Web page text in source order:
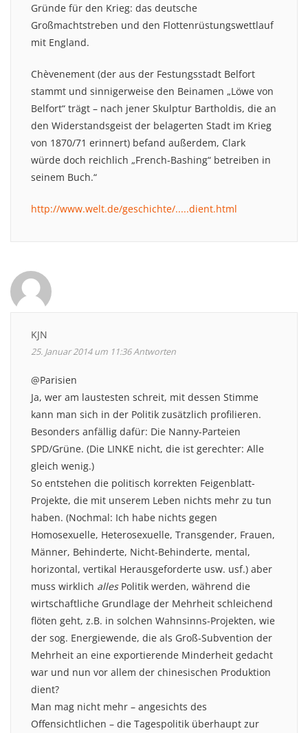
Gründe für den Krieg: das deutsche
Großmachtstreben und den Flottenrüstungswettlauf
mit England.
Chèvenement (der aus der Festungsstadt Belfort
stammt und sinnigerweise den Beinamen „Löwe von
Belfort“ trägt – nach jener Skulptur Bartholdis, die an
den Widerstandsgeist der belagerten Stadt im Krieg
von 1870/71 erinnert) befand außerdem, Clark
würde doch reichlich „French-Bashing“ betreiben in
seinem Buch.“
http://www.welt.de/geschichte/.....dient.html
KJN
25. Januar 2014 um 11:36Antworten
@Parisien
Ja, wer am laustesten schreit, mit dessen Stimme
kann man sich in der Politik zusätzlich profilieren.
Besonders anfällig dafür: Die Nanny-Parteien
SPD/Grüne. (Die LINKE nicht, die ist gerechter: Alle
gleich wenig.)
So entstehen die politisch korrekten Feigenblatt-
Projekte, die mit unserem Leben nichts mehr zu tun
haben. (Nochmal: Ich habe nichts gegen
Homosexuelle, Heterosexuelle, Transgender, Frauen,
Männer, Behinderte, Nicht-Behinderte, mental,
horizontal, vertikal Herausgeforderte usw. usf.) aber
muss wirklich allesPolitik werden, während die
wirtschaftliche Grundlage der Mehrheit schleichend
flöten geht, z.B. in solchen Wahnsinns-Projekten, wie
der sog. Energiewende, die als Groß-Subvention der
Mehrheit an eine exportierende Minderheit gedacht
war und nun vor allem der chinesischen Produktion
dient?
Man mag nicht mehr – angesichts des
Offensichtlichen – die Tagespolitik überhaupt zur